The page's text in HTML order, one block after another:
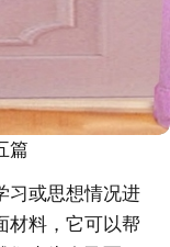
篇
习或思想情况进
材料，它可以帮